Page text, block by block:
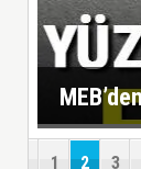
1 2 3